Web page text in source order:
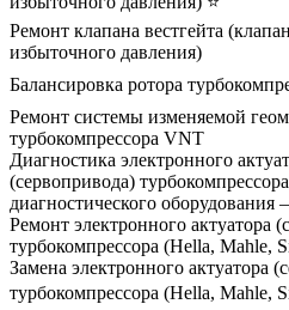
Ремонт клапана вестгейта
избыточного давления)
Балансировка ротора
Ремонт системы изменяемой
турбокомпрессора VNT
Диагностика электронного
(сервопривода)
диагностического оборудования
Ремонт электронного актуатора
турбокомпрессора (Hella, Mahle,
Замена электронного актуатора
турбокомпрессора (Hella, Mahle,